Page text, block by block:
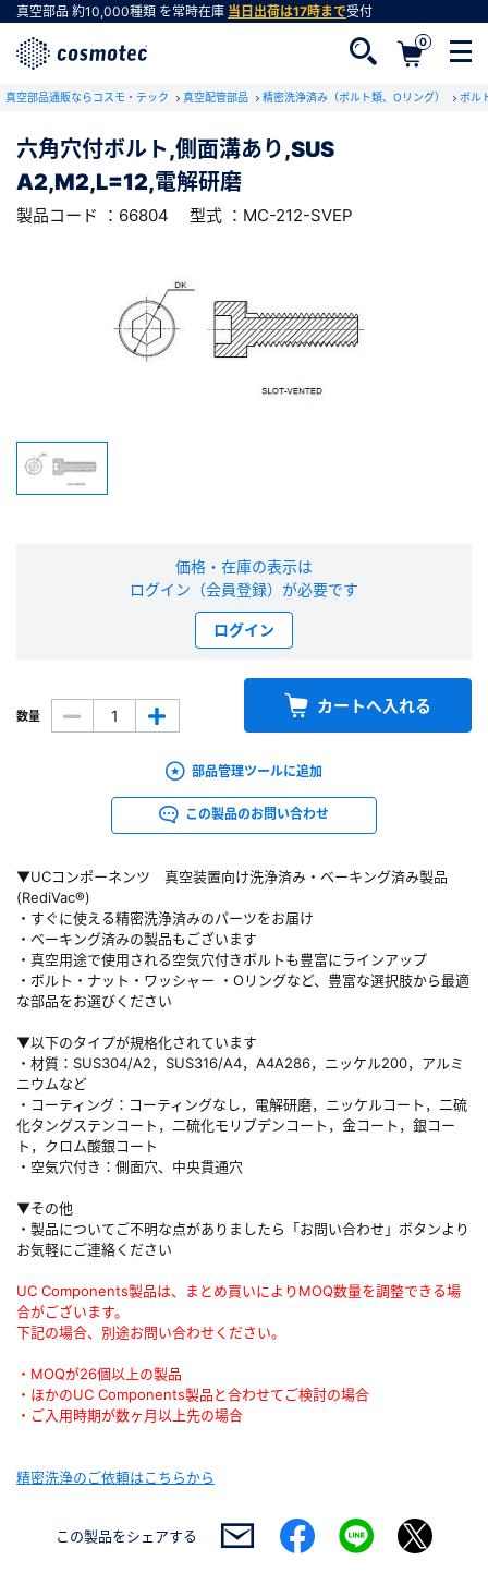
真空部品 約10,000種類 を常時在庫 当日出荷は17時まで受付
0
真空部品通販ならコスモ・テック 真空配管部品 精密洗浄済み（ボルト類、Oリング） ボル
六角穴付ボルト,側面溝あり,SUS
A2,M2,L=12,電解研磨
製品コード ：66804 型式 ：MC-212-SVEP
▼UCコンポーネンツ 真空装置向け洗浄済み・ベーキング済み製品
(RediVac®)
・すぐに使える精密洗浄済みのパーツをお届け
・ベーキング済みの製品もございます
・真空用途で使用される空気穴付きボルトも豊富にラインアップ
・ボルト・ナット・ワッシャー ・Oリングなど、豊富な選択肢から最適
な部品をお選びください
▼以下のタイプが規格化されています
・材質：SUS304/A2，SUS316/A4，A4A286，ニッケル200，アルミ
ニウムなど
・コーティング：コーティングなし，電解研磨，ニッケルコート，二硫
化タングステンコート，二硫化モリブデンコート，金コート，銀コー
ト，クロム酸銀コート
・空気穴付き：側面穴、中央貫通穴
▼その他
・製品についてご不明な点がありましたら「お問い合わせ」ボタンより
お気軽にご連絡ください
UC Components製品は、まとめ買いによりMOQ数量を調整できる場
合がございます。
下記の場合、別途お問い合わせください。
・MOQが26個以上の製品
・ほかのUC Components製品と合わせてご検討の場合
・ご入用時期が数ヶ月以上先の場合
精密洗浄のご依頼はこちらから
価格・在庫の表示は
ログイン（会員登録）が必要です
ログイン
数量 カートへ入れる
部品管理ツールに追加
この製品のお問い合わせ
この製品をシェアする
RoHS2適合報告書のダウンロード
下記製品のRoHS2適合報告書のダウンロードをします。
六角穴付ボルト,側面溝あり,SUS
A2,M2,L=12,電解研磨
型式 ：MC-212-SVEP 製品コード ：66804
会社・学校・研究機関名
会員登録がお済みでない方
会員登録をすれば、便利な機能がご利用いただけ
※新規会員登録をお申し込み頂いてから本登録となるまで、数日間かかる場合
があります。また当社の判断によりお断りする場合があります。
ログイン
※パスワードをお忘れの方は、パスワード再発行ページへ
※メールアドレスを忘れた方は、お問い合わせページよりお問い合わせくださ